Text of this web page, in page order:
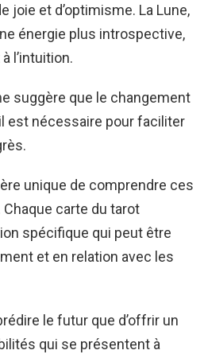
joie et d’optimisme. La Lune,
énergie plus introspective,
l’intuition.
suggère que le changement
est nécessaire pour faciliter
unique de comprendre ces
carte du tarot
spécifique qui peut être
et en relation avec les
le futur que d’offrir un
qui se présentent à